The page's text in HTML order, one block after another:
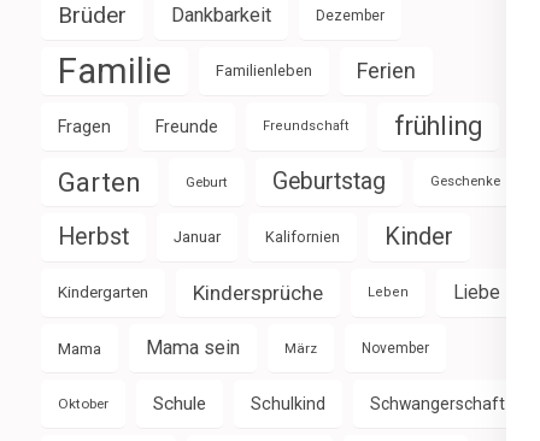
Brüder Dankbarkeit Dezember
Familie Familienleben Ferien
Fragen Freunde Freundschaft frühling
Garten Geburt Geburtstag Geschenke
Herbst Januar Kalifornien Kinder
Kindergarten Kindersprüche Leben Liebe
Mama Mama sein März November
Oktober Schule Schulkind Schwangerschaft